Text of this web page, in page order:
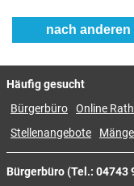
nach
Bürgerbüro (Tel.: 04743
Häufig gesucht
Bürgerbüro Online
Stellenangebote